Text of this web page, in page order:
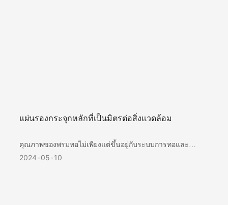
แผ่นรองกระจุกหลักที่เป็นมิตรต่อสิ่งแวดล้อม
คุณภาพของพรมทอไม่เพียงแต่ขึ้นอยู่กับระบบการทอและ
เครื่องจักรการผลิตอื่นๆ เท่านั้น แต่ยังขึ้นอยู่กับแผ่นรองหลัก
2024 05 10